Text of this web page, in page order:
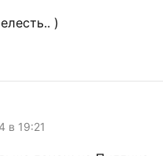
)
в 19:21